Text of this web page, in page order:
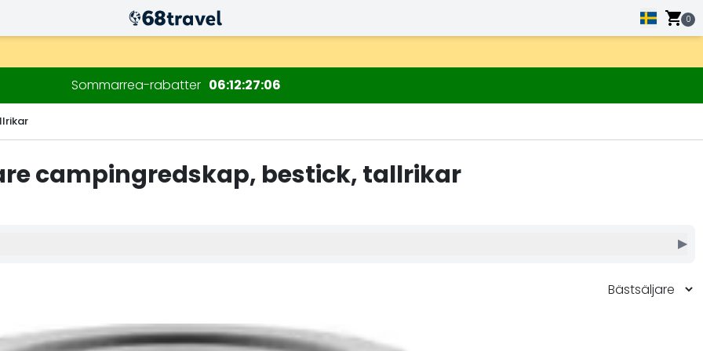
0
Sommarrea-rabatter 06 12 27 05
campingredskap, bestick, tallrikar
▶
Sök